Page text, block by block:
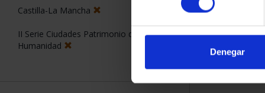
Denegar
Castilla-La Mancha
II Serie Ciudades Patrimonio de la
Humanidad